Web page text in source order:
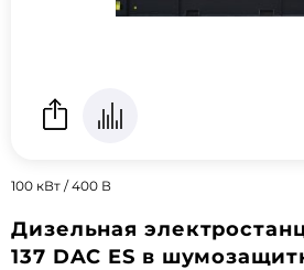
100 кВт / 400 В
Дизельная
137 DAC ES в